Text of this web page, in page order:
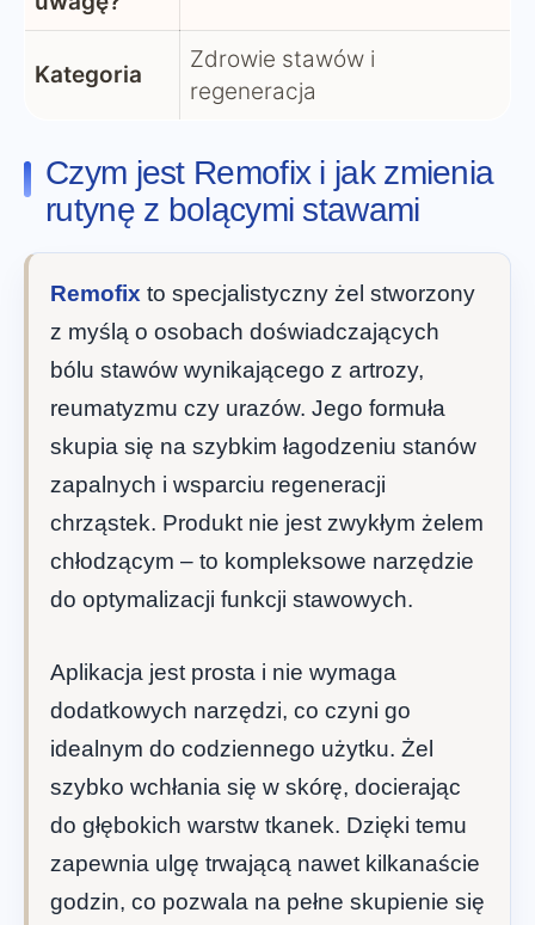
Kategoria
Zdrowie stawów i
regeneracja
Czym jest Remofix i jak zmienia
rutynę z bolącymi stawami
Remofix to specjalistyczny żel stworzony
z myślą o osobach doświadczających
bólu stawów wynikającego z artrozy,
reumatyzmu czy urazów. Jego formuła
skupia się na szybkim łagodzeniu stanów
zapalnych i wsparciu regeneracji
chrząstek. Produkt nie jest zwykłym żelem
chłodzącym – to kompleksowe narzędzie
do optymalizacji funkcji stawowych.
Aplikacja jest prosta i nie wymaga
dodatkowych narzędzi, co czyni go
idealnym do codziennego użytku. Żel
szybko wchłania się w skórę, docierając
do głębokich warstw tkanek. Dzięki temu
zapewnia ulgę trwającą nawet kilkanaście
godzin, co pozwala na pełne skupienie się